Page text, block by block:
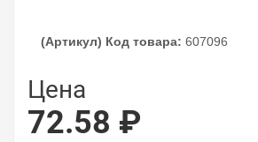
(Артикул) Код товара: 607096
Цена
72.58 ₽